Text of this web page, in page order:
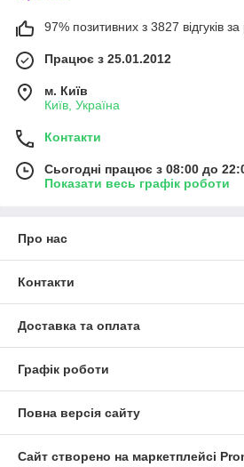
97% позитивних з 3827 відгуків за
Працює з 25.01.2012
м. Київ
Київ, Україна
Контакти
Сьогодні працює з 08:00 до
Показати весь графік роботи
Про нас
Контакти
Доставка та оплата
Графік роботи
Повна версія сайту
Сайт створено на маркетплейсі